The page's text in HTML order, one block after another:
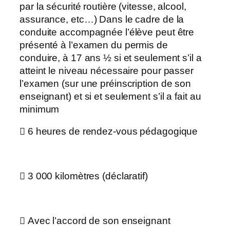
par la sécurité routière (vitesse, alcool,
assurance, etc…) Dans le cadre de la
conduite accompagnée l’élève peut être
présenté à l’examen du permis de
conduire, à 17 ans ½ si et seulement s’il a
atteint le niveau nécessaire pour passer
l’examen (sur une préinscription de son
enseignant) et si et seulement s’il a fait au
minimum
 6 heures de rendez-vous pédagogique
 3 000 kilomètres (déclaratif)
 Avec l’accord de son enseignant